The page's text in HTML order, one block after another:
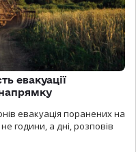
евакуації
евакуація поранених на
години, а дні, розповів